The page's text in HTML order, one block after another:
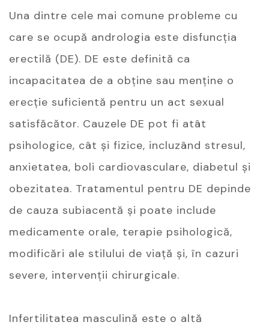
Una dintre cele mai comune probleme cu
care se ocupă andrologia este disfuncția
erectilă (DE). DE este definită ca
incapacitatea de a obține sau menține o
erecție suficientă pentru un act sexual
satisfăcător. Cauzele DE pot fi atât
psihologice, cât și fizice, incluzând stresul,
anxietatea, boli cardiovasculare, diabetul și
obezitatea. Tratamentul pentru DE depinde
de cauza subiacentă și poate include
medicamente orale, terapie psihologică,
modificări ale stilului de viață și, în cazuri
severe, intervenții chirurgicale.
Infertilitatea masculină este o altă